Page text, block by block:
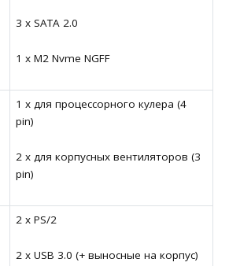
3 x SATA 2.0
1 x M2 Nvme NGFF
1 x для процессорного кулера (4
pin)
2 x для корпусных вентиляторов (3
pin)
2 x PS/2
2 x USB 3.0 (+ выносные на корпус)